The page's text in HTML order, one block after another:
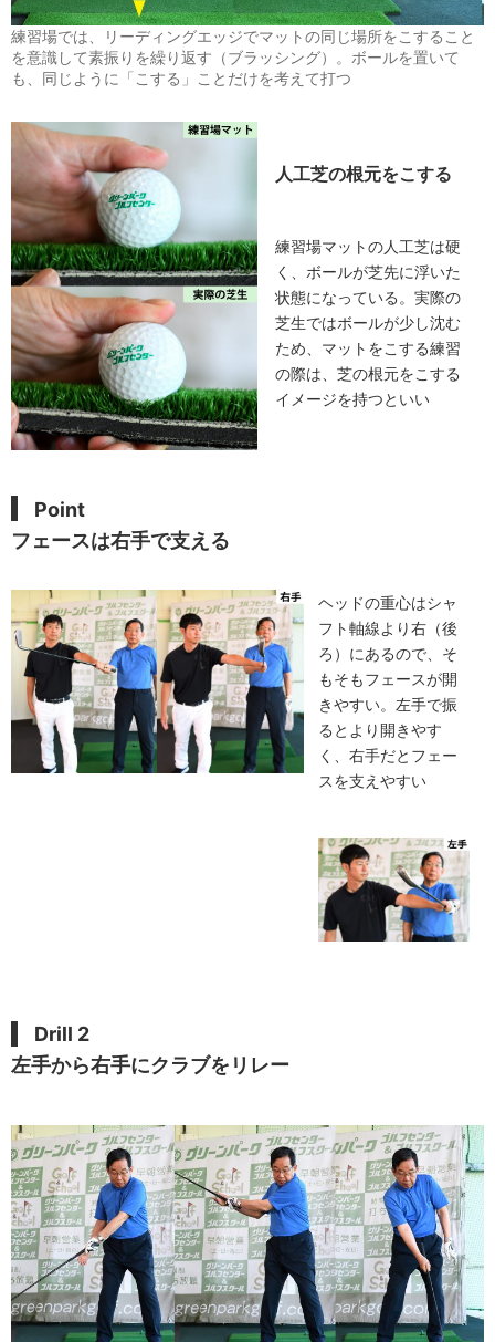
練習場では、リーディングエッジでマットの同じ場所をこすること
を意識して素振りを繰り返す（ブラッシング）。ボールを置いて
も、同じように「こする」ことだけを考えて打つ
人工芝の根元をこする
練習場マットの人工芝は硬
く、ボールが芝先に浮いた
状態になっている。実際の
芝生ではボールが少し沈む
ため、マットをこする練習
の際は、芝の根元をこする
イメージを持つといい
Point
フェースは右手で支える
ヘッドの重心はシャ
フト軸線より右（後
ろ）にあるので、そ
もそもフェースが開
きやすい。左手で振
るとより開きやす
く、右手だとフェー
スを支えやすい
Drill 2
左手から右手にクラブをリレー